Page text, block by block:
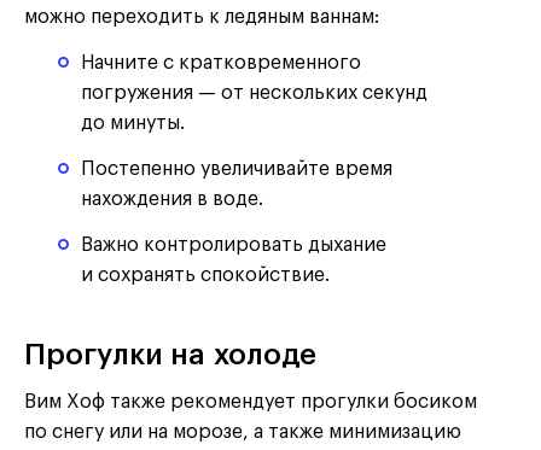
можно переходить к ледяным ваннам:
Начните с кратковременного
погружения — от нескольких секунд
до минуты.
Постепенно увеличивайте время
нахождения в воде.
Важно контролировать дыхание
и сохранять спокойствие.
Прогулки на холоде
Вим Хоф также рекомендует прогулки босиком
по снегу или на морозе, а также минимизацию